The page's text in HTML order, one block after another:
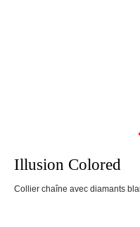
Illusion Colored
Collier chaîne avec diamants